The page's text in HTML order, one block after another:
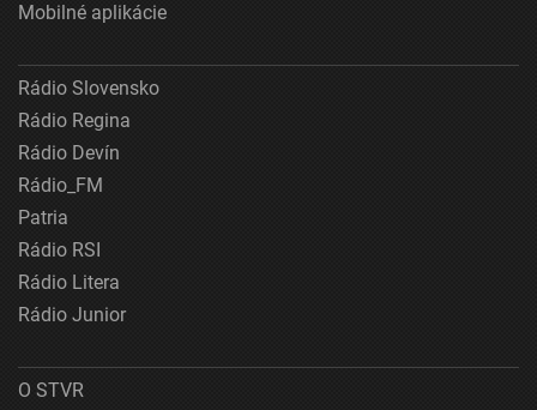
Mobilné aplikácie
Rádio Slovensko
Rádio Regina
Rádio Devín
Rádio_FM
Patria
Rádio RSI
Rádio Litera
Rádio Junior
O STVR